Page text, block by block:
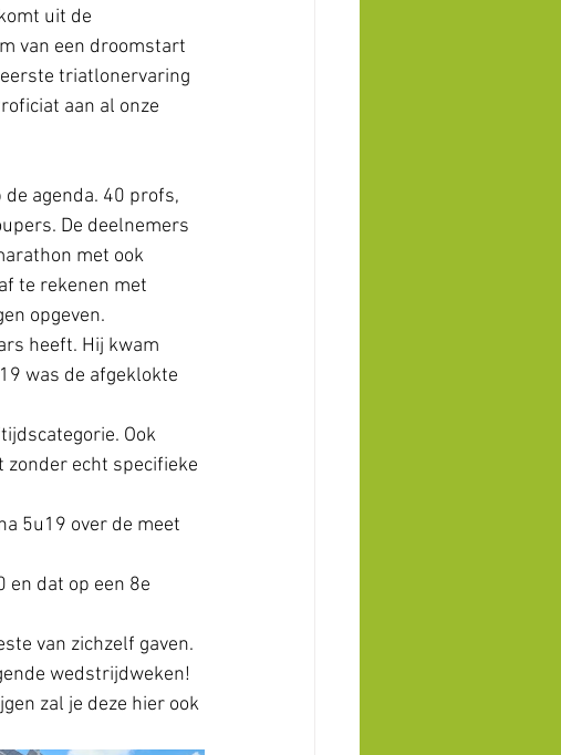
uit de
van een droomstart
triatlonervaring
aan al onze
agenda. 40 profs,
De deelnemers
met ook
te rekenen met
opgeven.
heeft. Hij kwam
was de afgeklokte
Ook
zonder echt specifieke
5u19 over de meet
en dat op een 8e
van zichzelf gaven.
wedstrijdweken!
zal je deze hier ook